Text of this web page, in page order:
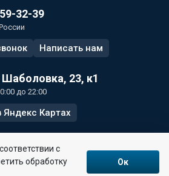
32-39
Написать нам
23, к1
до 22:00
Яндекс Картах
с
обработку
Ок